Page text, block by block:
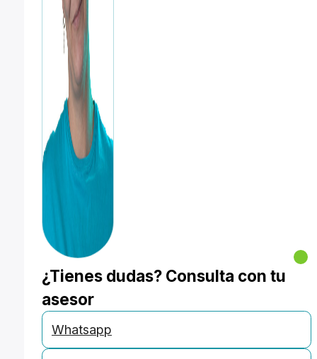
¿Tienes dudas? Consulta con tu
asesor
Whatsapp